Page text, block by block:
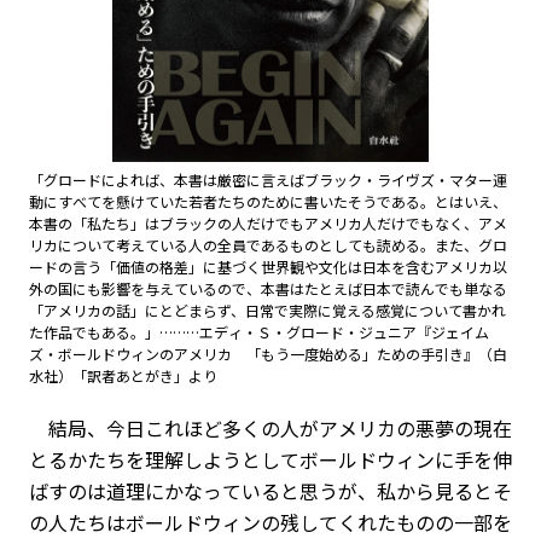
「グロードによれば、本書は厳密に言えばブラック・ライヴズ・マター運
動にすべてを懸けていた若者たちのために書いたそうである。とはいえ、
本書の「私たち」はブラックの人だけでもアメリカ人だけでもなく、アメ
リカについて考えている人の全員であるものとしても読める。また、グロ
ードの言う「価値の格差」に基づく世界観や文化は日本を含むアメリカ以
外の国にも影響を与えているので、本書はたとえば日本で読んでも単なる
「アメリカの話」にとどまらず、日常で実際に覚える感覚について書かれ
た作品でもある。」………エディ・Ｓ・グロード・ジュニア『ジェイム
ズ・ボールドウィンのアメリカ 「もう一度始める」ための手引き』（白
水社）「訳者あとがき」より
結局、今日これほど多くの人がアメリカの悪夢の現在
とるかたちを理解しようとしてボールドウィンに手を伸
ばすのは道理にかなっていると思うが、私から見るとそ
の人たちはボールドウィンの残してくれたものの一部を